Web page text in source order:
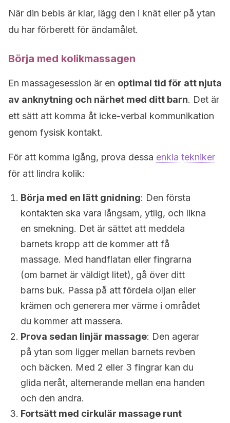
När din bebis är klar, lägg den i knät eller på ytan
du har förberett för ändamålet.
Börja med kolikmassagen
En massagesession är en optimal tid för att njuta
av anknytning och närhet med ditt barn. Det är
ett sätt att komma åt icke-verbal kommunikation
genom fysisk kontakt.
För att komma igång, prova dessa enkla tekniker
för att lindra kolik:
Börja med en lätt gnidning: Den första
kontakten ska vara långsam, ytlig, och likna
en smekning. Det är sättet att meddela
barnets kropp att de kommer att få
massage. Med handflatan eller fingrarna
(om barnet är väldigt litet), gå över ditt
barns buk. Passa på att fördela oljan eller
krämen och generera mer värme i området
du kommer att massera.
Prova sedan linjär massage: Den agerar
på ytan som ligger mellan barnets revben
och bäcken. Med 2 eller 3 fingrar kan du
glida neråt, alternerande mellan ena handen
och den andra.
Fortsätt med cirkulär massage runt